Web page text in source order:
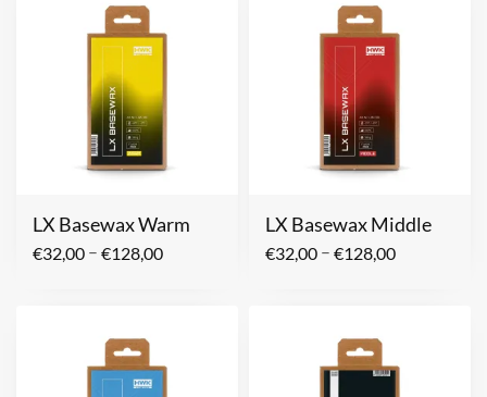
LX Basewax Warm
€32,00 – €128,00
LX Basewax Middle
€32,00 – €128,00